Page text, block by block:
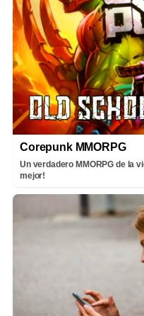
Corepunk MMORPG
Un verdadero MMORPG de la
mejor!